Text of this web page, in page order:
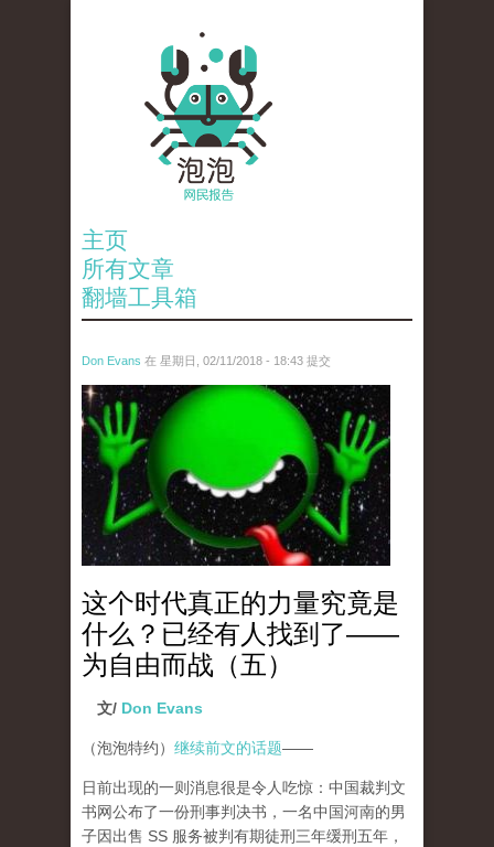
主页
所有文章
翻墙工具箱
Don Evans 在 星期日, 02/11/2018 - 18:43 提交
wechatimg1429.jpeg
这个时代真正的力量究竟是
什么？已经有人找到了——
为自由而战（五）
文/ Don Evans
（泡泡特约） 继续前文的话题——
日前出现的一则消息很是令人吃惊：中国裁判文
书网公布了一份刑事判决书，一名中国河南的男
子因出售 SS 服务被判有期徒刑三年缓刑五年，